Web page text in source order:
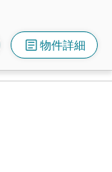
article物件詳細